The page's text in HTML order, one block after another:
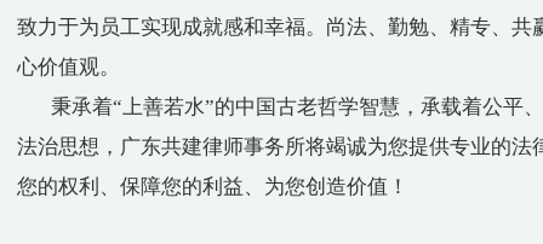
致力于为员工实现成就感和幸福。尚法、勤勉、精专、共
心价值观。
秉承着“上善若水”的中国古老哲学智慧，承载着公平
法治思想，广东共建律师事务所将竭诚为您提供专业的法
您的权利、保障您的利益、为您创造价值！